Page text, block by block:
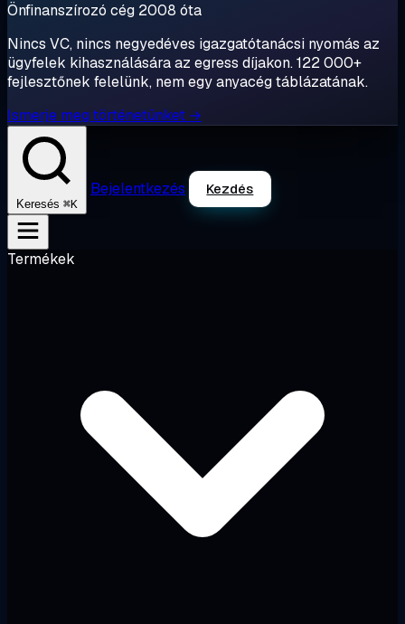
Önfinanszírozó cég 2008 óta
Nincs VC, nincs negyedéves igazgatótanácsi nyomás az
ügyfelek kihasználására az egress díjakon. 122 000+
fejlesztőnek felelünk, nem egy anyacég táblázatának.
Ismerje meg történetünket →
Keresés ⌘K
Bejelentkezés Kezdés
Termékek